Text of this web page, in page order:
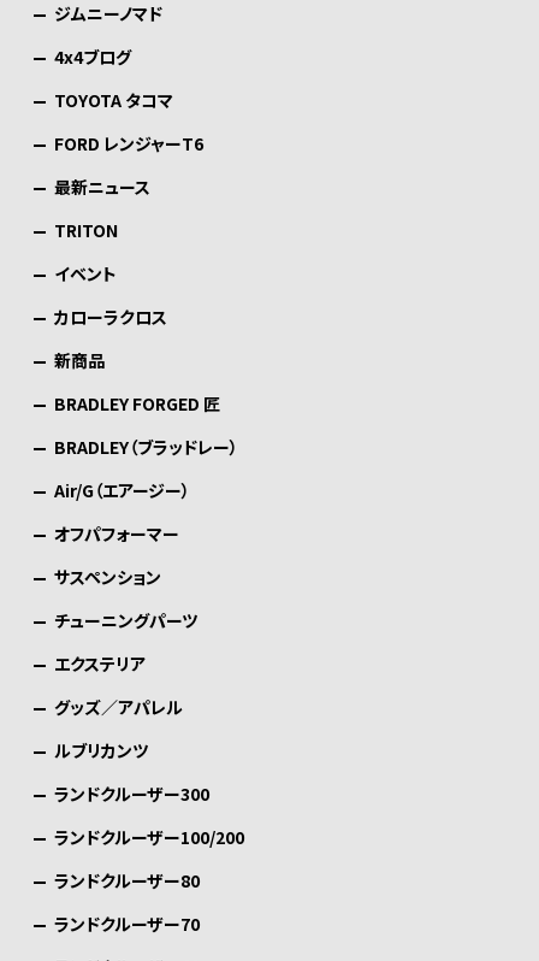
ジムニーノマド
4x4ブログ
TOYOTA タコマ
FORD レンジャーT6
最新ニュース
TRITON
イベント
カローラクロス
新商品
BRADLEY FORGED 匠
BRADLEY（ブラッドレー）
Air/G（エアージー）
オフパフォーマー
サスペンション
チューニングパーツ
エクステリア
グッズ／アパレル
ルブリカンツ
ランドクルーザー300
ランドクルーザー100/200
ランドクルーザー80
ランドクルーザー70